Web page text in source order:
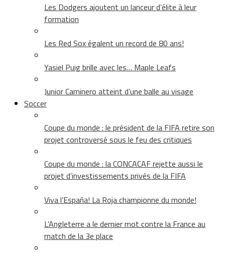
Les Dodgers ajoutent un lanceur d’élite à leur
formation
Les Red Sox égalent un record de 80 ans!
Yasiel Puig brille avec les… Maple Leafs
Junior Caminero atteint d’une balle au visage
Soccer
Coupe du monde : le président de la FIFA retire son
projet controversé sous le feu des critiques
Coupe du monde : la CONCACAF rejette aussi le
projet d’investissements privés de la FIFA
Viva l’España! La Roja championne du monde!
L’Angleterre a le dernier mot contre la France au
match de la 3e place